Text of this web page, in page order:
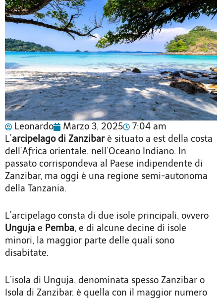
Leonardo Marzo 3, 2025
7:04 am
L’arcipelago di Zanzibarè situato a est della costa
dell’Africa orientale, nell’Oceano Indiano. In
passato corrispondeva al Paese indipendente di
Zanzibar, ma oggi è una regione semi-autonoma
della Tanzania.
L’arcipelago consta di due isole principali, ovvero
Unguja e Pemba, e di alcune decine di isole
minori, la maggior parte delle quali sono
disabitate.
L’isola di Unguja, denominata spesso Zanzibar o
Isola di Zanzibar, è quella con il maggior numero